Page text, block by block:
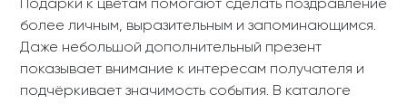
Подарки к цветам помогают сделать поздравление
более личным, выразительным и запоминающимся.
Даже небольшой дополнительный презент
показывает внимание к интересам получателя и
подчёркивает значимость события. В каталоге